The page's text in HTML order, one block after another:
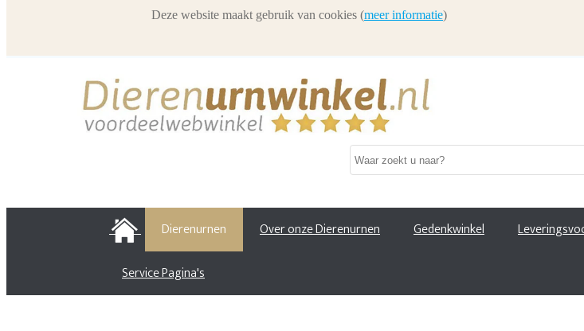
HOME Dierenurnen Over onze Dierenurnen Gedenkwinkel
Service Pagina's
Deze website maakt gebruik van cookies (meer informatie)